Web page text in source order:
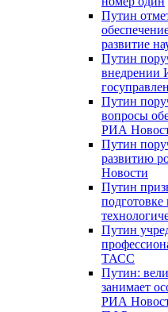
Путин
развитие
Путин
внедрении
Путин
вопросы
РИА
Путин
развитию
Новости
Путин
подготовке
Путин
ТАСС
Путин:
занимает
РИА